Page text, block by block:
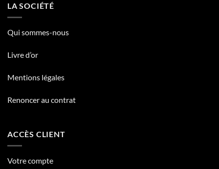
LA SOCIÉTÉ
Qui sommes-nous
Livre d’or
Mentions légales
Renoncer au contrat
ACCÈS CLIENT
Votre compte